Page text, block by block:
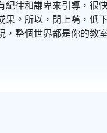
律和謙卑來引導，
。所以，閉上嘴，
整個世界都是你的